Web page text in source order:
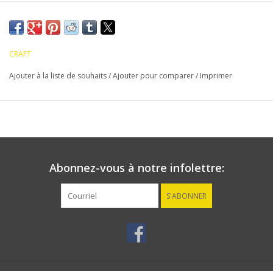
s’infiltrer, des points en silicone dans la paume pour une
meilleure adhérence et un logo réfléchissant.
CRAFT
Ajouter à la liste de souhaits/Ajouter pour comparer/ Imprimer
Abonnez-vous à notre infolettre:
S'ABONNER